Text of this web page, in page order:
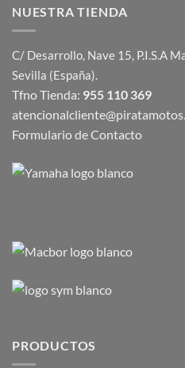
NUESTRA TIENDA
C/ Desarrollo, Nave 15, P.I.S.A
Sevilla (España).
Tfno Tienda: 955 110 369
Formulario de Contacto
PRODUCTOS